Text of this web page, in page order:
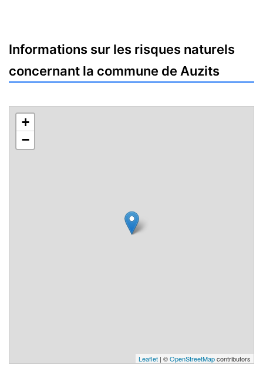
Informations sur les risques naturels
concernant la commune de Auzits
+
−
Leaflet | ©OpenStreetMapcontributors